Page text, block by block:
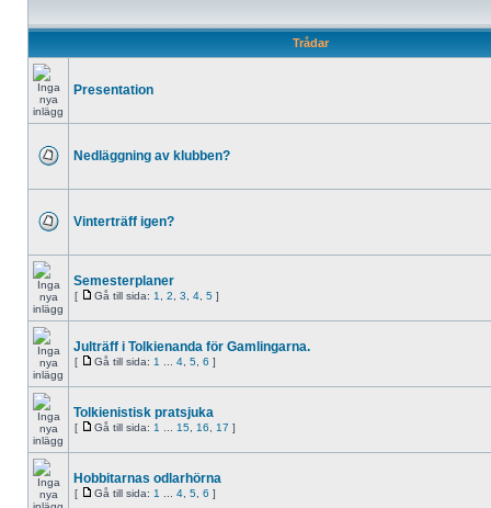
Trådar
Presentation
Nedläggning av klubben?
Vinterträff igen?
Semesterplaner
[ Gå till sida: 1 2 3 4 5 ]
Julträff i Tolkienanda för Gamlingarna.
[ Gå till sida: 1 4 5 6 ]
Tolkienistisk pratsjuka
[ Gå till sida: 1 15 16 17 ]
Hobbitarnas odlarhörna
[ Gå till sida: 1 4 5 6 ]